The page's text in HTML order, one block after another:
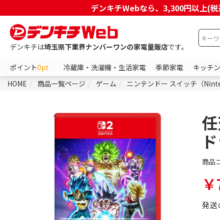
デンキチWebなら、3,300円以上(
デンキチは埼玉県下業界ナンバーワンの家電量販店です。
ポイント0pt 冷蔵庫・洗濯機・生活家電 季節家電
キッチ
HOME
商品一覧ページ ゲーム ニンテンドー スイッチ（
商品
発